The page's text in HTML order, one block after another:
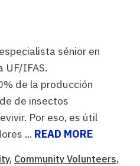
sénior en
UF/IFAS.
de la producción
de insectos
Por eso, es útil
... READ MORE
, Community Volunteers,